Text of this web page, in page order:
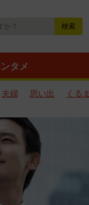
タメ
夫婦 思い出 くるま